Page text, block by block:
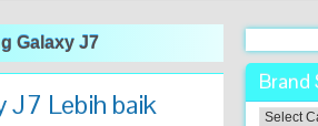
Galaxy J7
J7 Lebih baik
Brand
Brand